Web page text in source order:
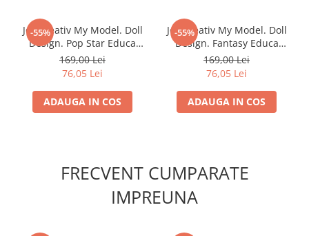
Harry Potter
Star Trek
Stranger Things
Collectibles
Accesorii Clasice
-55%
Joc Creativ My Model. Doll
Design. Pop Star Educa
19203
169,00 Lei
76,05 Lei
ADAUGA IN COS
-55%
Joc Creativ My Model. Doll
Design. Fantasy Educa
18366
169,00 Lei
76,05 Lei
ADAUGA IN COS
FRECVENT CUMPARATE
IMPREUNA